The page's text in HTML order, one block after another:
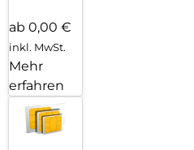
ab 0,00 €
inkl. MwSt.
Mehr
erfahren